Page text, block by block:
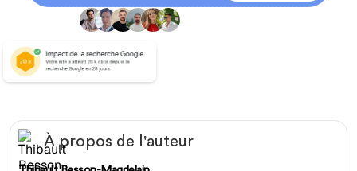
À propos de l'auteur